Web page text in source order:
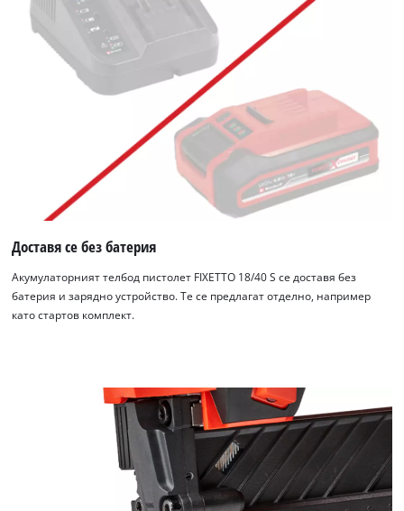
Доставя се без батерия
Акумулаторният телбод пистолет FIXETTO 18/40 S се доставя без
батерия и зарядно устройство. Те се предлагат отделно, например
като стартов комплект.